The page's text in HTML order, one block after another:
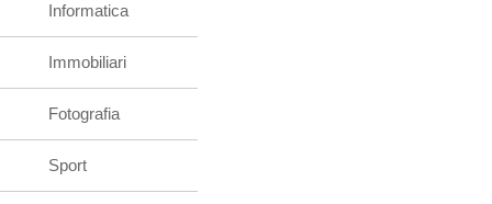
Informatica
Immobiliari
Fotografia
Sport